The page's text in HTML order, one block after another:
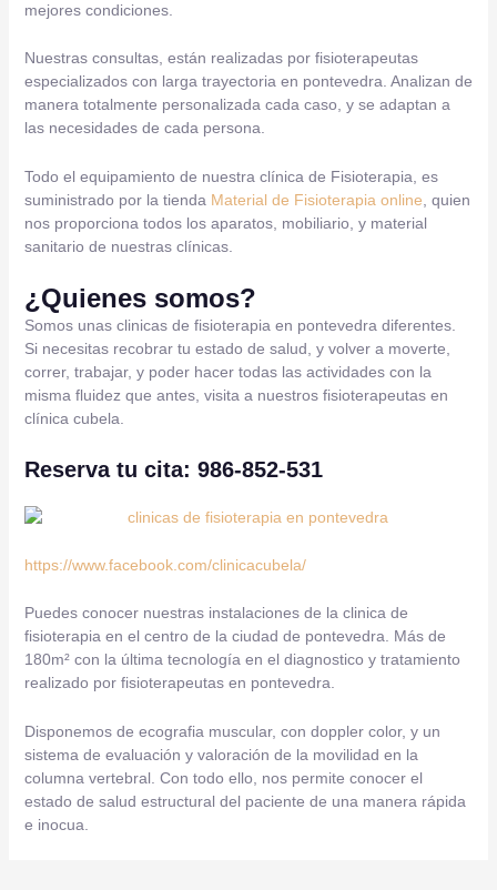
mejores condiciones.
Nuestras consultas, están realizadas por fisioterapeutas
especializados con larga trayectoria en pontevedra. Analizan de
manera totalmente personalizada cada caso, y se adaptan a
las necesidades de cada persona.
Todo el equipamiento de nuestra clínica de Fisioterapia, es
suministrado por la tienda Material de Fisioterapia online , quien
nos proporciona todos los aparatos, mobiliario, y material
sanitario de nuestras clínicas.
¿Quienes somos?
Somos unas clinicas de fisioterapia en pontevedra diferentes.
Si necesitas recobrar tu estado de salud, y volver a moverte,
correr, trabajar, y poder hacer todas las actividades con la
misma fluidez que antes, visita a nuestros fisioterapeutas en
clínica cubela.
Reserva tu cita: 986-852-531
https://www.facebook.com/clinicacubela/
Puedes conocer nuestras instalaciones de la clinica de
fisioterapia en el centro de la ciudad de pontevedra. Más de
180m² con la última tecnología en el diagnostico y tratamiento
realizado por fisioterapeutas en pontevedra.
Disponemos de ecografia muscular, con doppler color, y un
sistema de evaluación y valoración de la movilidad en la
columna vertebral. Con todo ello, nos permite conocer el
estado de salud estructural del paciente de una manera rápida
e inocua.